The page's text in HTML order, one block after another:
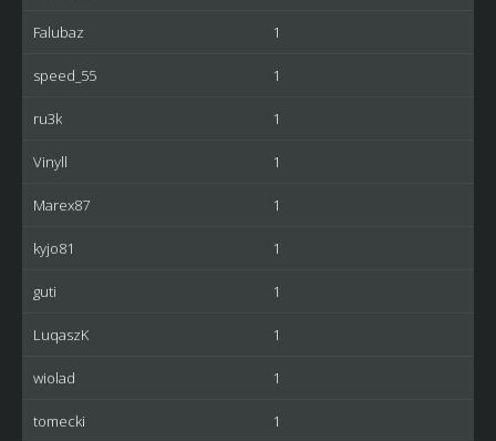
Falubaz 1
speed_55 1
ru3k 1
Vinyll 1
Marex87 1
kyjo81 1
guti 1
LuqaszK 1
wiolad 1
tomecki 1